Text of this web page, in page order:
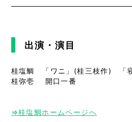
出演・演目
桂塩鯛 「ワニ」(桂三枝作) 「寝
桂弥壱 開口一番
⇒桂塩鯛ホームページへ